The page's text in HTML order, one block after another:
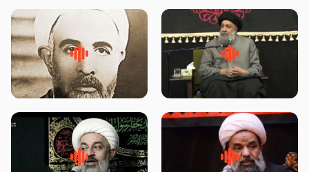
لقب حضرت رقیه سلام الله علیها به
چه معناست – حجت الاسلام علوی
روضه‌ی مجلس یزید ملعون و
اسارت اهل‌بیت علیهم‌السلام –
محدث زاده